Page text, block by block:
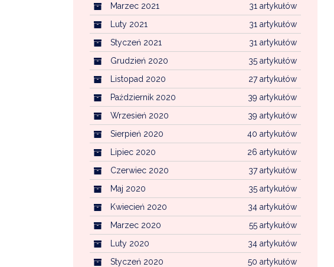
31 artykułów
Marzec 2021
31 artykułów
Luty 2021
31 artykułów
Styczeń 2021
35 artykułów
Grudzień 2020
27 artykułów
Listopad 2020
39 artykułów
Październik 2020
39 artykułów
Wrzesień 2020
40 artykułów
Sierpień 2020
26 artykułów
Lipiec 2020
37 artykułów
Czerwiec 2020
35 artykułów
Maj 2020
34 artykułów
Kwiecień 2020
55 artykułów
Marzec 2020
34 artykułów
Luty 2020
50 artykułów
Styczeń 2020